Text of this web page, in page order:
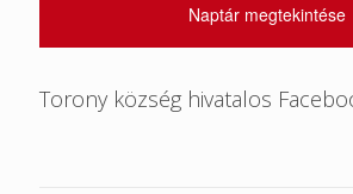
Naptár megtekintése
Torony község hivatalos